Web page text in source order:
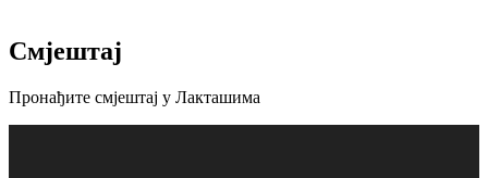
Смјештај
Пронађите смјештај у Лакташима